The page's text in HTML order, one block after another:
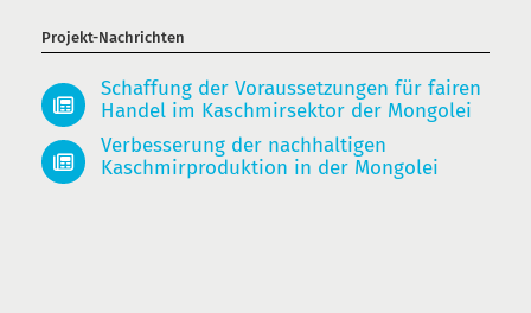
Projekt-Nachrichten
Schaffung der Voraussetzungen für fairen
Handel im Kaschmirsektor der Mongolei
Verbesserung der nachhaltigen
Kaschmirproduktion in der Mongolei